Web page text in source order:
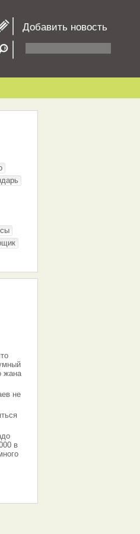
Добавить новость
жана
не
в